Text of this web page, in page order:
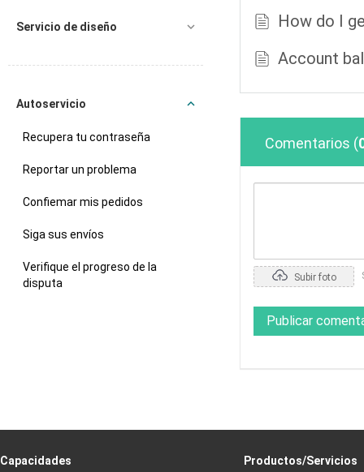
How do I
Account
Comentarios (
Subir foto
Publicar
Servicio de diseño
Autoservicio
Recupera tu contraseña
Reportar un problema
Confiemar mis pedidos
Siga sus envíos
Verifique el progreso de la
disputa
Capacidades Productos/Servicios